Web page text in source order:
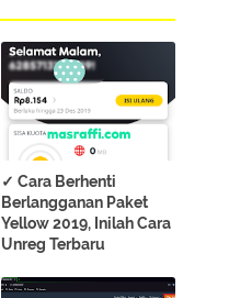
✓ Cara Berhenti
Berlangganan Paket
Yellow 2019, Inilah Cara
Unreg Terbaru